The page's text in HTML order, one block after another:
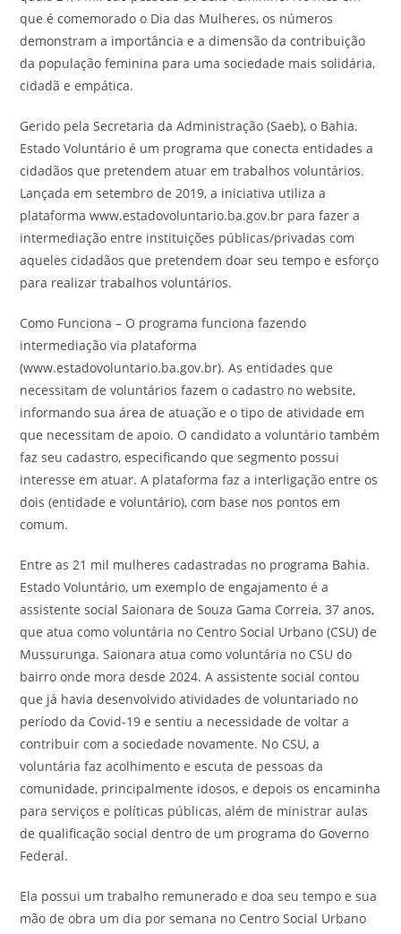
que é comemorado o Dia das Mulheres, os números
demonstram a importância e a dimensão da contribuição
da população feminina para uma sociedade mais solidária,
cidadã e empática.
Gerido pela Secretaria da Administração (Saeb), o Bahia.
Estado Voluntário é um programa que conecta entidades a
cidadãos que pretendem atuar em trabalhos voluntários.
Lançada em setembro de 2019, a iniciativa utiliza a
plataforma www.estadovoluntario.ba.gov.br para fazer a
intermediação entre instituições públicas/privadas com
aqueles cidadãos que pretendem doar seu tempo e esforço
para realizar trabalhos voluntários.
Como Funciona – O programa funciona fazendo
intermediação via plataforma
(www.estadovoluntario.ba.gov.br). As entidades que
necessitam de voluntários fazem o cadastro no website,
informando sua área de atuação e o tipo de atividade em
que necessitam de apoio. O candidato a voluntário também
faz seu cadastro, especificando que segmento possui
interesse em atuar. A plataforma faz a interligação entre os
dois (entidade e voluntário), com base nos pontos em
comum.
Entre as 21 mil mulheres cadastradas no programa Bahia.
Estado Voluntário, um exemplo de engajamento é a
assistente social Saionara de Souza Gama Correia, 37 anos,
que atua como voluntária no Centro Social Urbano (CSU) de
Mussurunga. Saionara atua como voluntária no CSU do
bairro onde mora desde 2024. A assistente social contou
que já havia desenvolvido atividades de voluntariado no
período da Covid-19 e sentiu a necessidade de voltar a
contribuir com a sociedade novamente. No CSU, a
voluntária faz acolhimento e escuta de pessoas da
comunidade, principalmente idosos, e depois os encaminha
para serviços e políticas públicas, além de ministrar aulas
de qualificação social dentro de um programa do Governo
Federal.
Ela possui um trabalho remunerado e doa seu tempo e sua
mão de obra um dia por semana no Centro Social Urbano